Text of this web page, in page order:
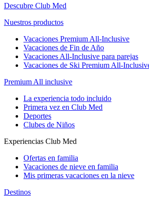
Descubre Club Med
Nuestros productos
Vacaciones Premium All-Inclusive
Vacaciones de Fin de Año
Vacaciones All-Inclusive para parejas
Vacaciones de Ski Premium All-
Premium All inclusive
La experiencia todo incluido
Primera vez en Club Med
Deportes
Clubes de Niños
Experiencias Club Med
Ofertas en familia
Vacaciones de nieve en familia
Mis primeras vacaciones en la nieve
Destinos